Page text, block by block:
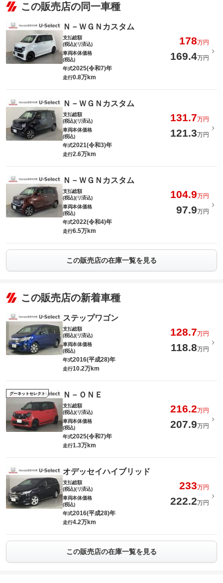
この販売店の同一車種
Ｎ－ＷＧＮカスタム
支払総額
(税込)(リ済込)
178万円
車両本体価格
(税込)
169.4万円
年式2025(令和7)年
走行0.8万km
Ｎ－ＷＧＮカスタム
支払総額
(税込)(リ済込)
131.7万円
車両本体価格
(税込)
121.3万円
年式2021(令和3)年
走行2.6万km
Ｎ－ＷＧＮカスタム
支払総額
(税込)(リ済込)
104.9万円
車両本体価格
(税込)
97.9万円
年式2022(令和4)年
走行6.5万km
この販売店の在庫一覧を見る
この販売店の新着車種
ステップワゴン
支払総額
(税込)(リ済込)
128.7万円
車両本体価格
(税込)
118.8万円
年式2016(平成28)年
走行10.2万km
グーネットセレクト Ｎ－ＯＮＥ
支払総額
(税込)(リ済込)
216.2万円
車両本体価格
(税込)
207.9万円
年式2025(令和7)年
走行1.3万km
オデッセイハイブリッド
支払総額
(税込)(リ済込)
233万円
車両本体価格
(税込)
222.2万円
年式2016(平成28)年
走行4.2万km
この販売店の在庫一覧を見る